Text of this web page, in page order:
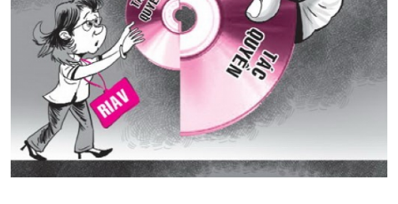
Kinh tế
Tin Kinh tế
Trước giờ mở cửa
Dòng chảy Kinh tế
Sức sống hàng Việt
Khởi nghiệp
Tuyên chiến với gian lận
thương mại
Nông nghiệp & Biển đảo
Tin Nông nghiệp & Biển
đảo
Mùa vàng
Biển đảo Việt Nam
Tâm tình biên giới và hải
Tìm hiểu biển, đảo Việt